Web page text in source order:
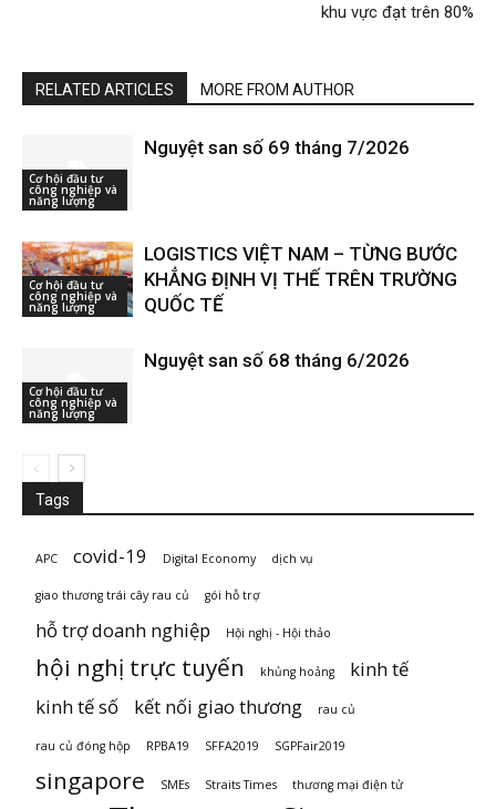
khu vực đạt trên 80%
RELATED ARTICLES MORE FROM AUTHOR
Cơ hội đầu tư
công nghiệp và
năng lượng
Nguyệt san số 69 tháng 7/2026
Cơ hội đầu tư
công nghiệp và
năng lượng
LOGISTICS VIỆT NAM – TỪNG BƯỚC
KHẲNG ĐỊNH VỊ THẾ TRÊN TRƯỜNG
QUỐC TẾ
Cơ hội đầu tư
công nghiệp và
năng lượng
Nguyệt san số 68 tháng 6/2026
Tags
APC covid-19 Digital Economy dịch vụ
giao thương trái cây rau củ gói hỗ trợ
hỗ trợ doanh nghiệp Hội nghị - Hội thảo
hội nghị trực tuyến khủng hoảng
kinh tế
kinh tế số
kết nối giao thương rau củ
rau củ đóng hộp RPBA19 SFFA2019 SGPFair2019
singapore SMEs Straits Times thương mại điện tử